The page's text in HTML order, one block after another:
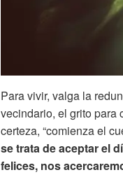
Para vivir, valga la
vecindario, el grito para
certeza, “comienza el
se trata de aceptar el
felices, nos